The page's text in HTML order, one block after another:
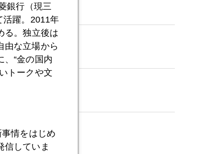
銀行（現三
活躍。2011年
る。独立後は
由な立場から
、“金の国内
トークや文
情をはじめ
信していま